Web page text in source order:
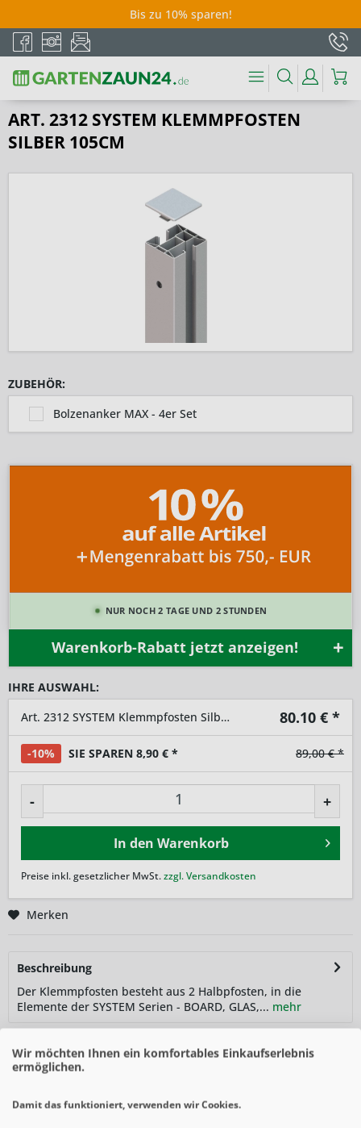
Bis zu 10% sparen!
ART. 2312 SYSTEM KLEMMPFOSTEN
SILBER 105CM
ZUBEHÖR:
Bolzenanker MAX - 4er Set
NUR NOCH 2 TAGE UND 2 STUNDEN
Warenkorb-Rabatt jetzt anzeigen!
IHRE AUSWAHL:
Art. 2312 SYSTEM Klemmpfosten Silber 105cm
80.10 € *
-10% SIE SPAREN 8,90 € * 89,00 € *
- +
In den Warenkorb
Preise inkl. gesetzlicher MwSt.zzgl. Versandkosten
Merken
Beschreibung
Der Klemmpfosten besteht aus 2 Halbpfosten, in die
Elemente der SYSTEM Serien - BOARD, GLAS,... mehr
Zubehör 1
Wir möchten Ihnen ein komfortables Einkaufserlebnis
ermöglichen.
Damit das funktioniert, verwenden wir Cookies.